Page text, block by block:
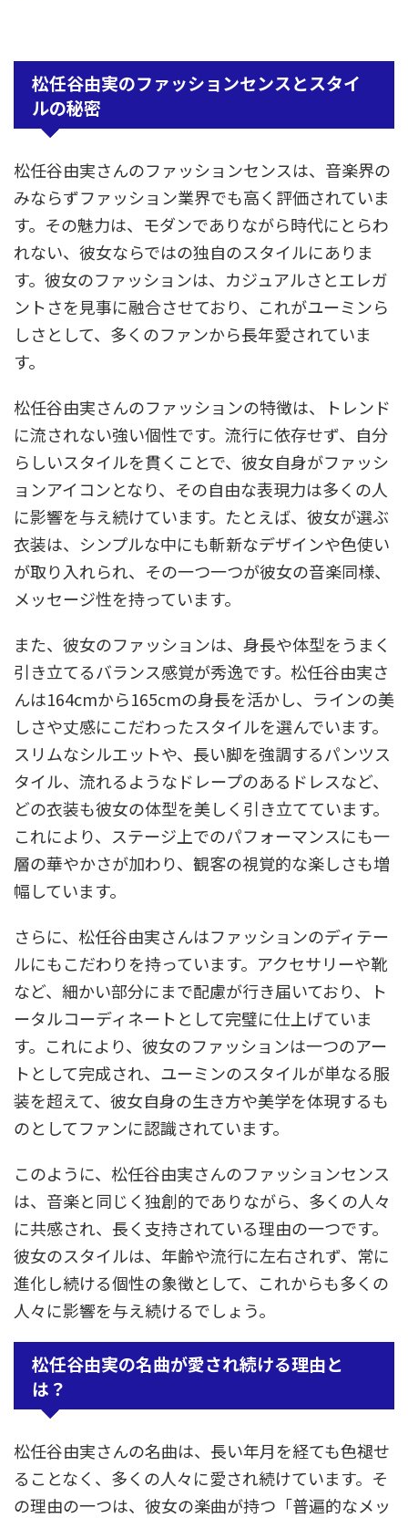
松任谷由実のファッションセンスとスタイ
ルの秘密
松任谷由実さんのファッションセンスは、音楽界の
みならずファッション業界でも高く評価されていま
す。その魅力は、モダンでありながら時代にとらわ
れない、彼女ならではの独自のスタイルにありま
す。彼女のファッションは、カジュアルさとエレガ
ントさを見事に融合させており、これがユーミンら
しさとして、多くのファンから長年愛されていま
す。
松任谷由実さんのファッションの特徴は、トレンド
に流されない強い個性です。流行に依存せず、自分
らしいスタイルを貫くことで、彼女自身がファッシ
ョンアイコンとなり、その自由な表現力は多くの人
に影響を与え続けています。たとえば、彼女が選ぶ
衣装は、シンプルな中にも斬新なデザインや色使い
が取り入れられ、その一つ一つが彼女の音楽同様、
メッセージ性を持っています。
また、彼女のファッションは、身長や体型をうまく
引き立てるバランス感覚が秀逸です。松任谷由実さ
んは164cmから165cmの身長を活かし、ラインの美
しさや丈感にこだわったスタイルを選んでいます。
スリムなシルエットや、長い脚を強調するパンツス
タイル、流れるようなドレープのあるドレスなど、
どの衣装も彼女の体型を美しく引き立てています。
これにより、ステージ上でのパフォーマンスにも一
層の華やかさが加わり、観客の視覚的な楽しさも増
幅しています。
さらに、松任谷由実さんはファッションのディテー
ルにもこだわりを持っています。アクセサリーや靴
など、細かい部分にまで配慮が行き届いており、ト
ータルコーディネートとして完璧に仕上げていま
す。これにより、彼女のファッションは一つのアー
トとして完成され、ユーミンのスタイルが単なる服
装を超えて、彼女自身の生き方や美学を体現するも
のとしてファンに認識されています。
このように、松任谷由実さんのファッションセンス
は、音楽と同じく独創的でありながら、多くの人々
に共感され、長く支持されている理由の一つです。
彼女のスタイルは、年齢や流行に左右されず、常に
進化し続ける個性の象徴として、これからも多くの
人々に影響を与え続けるでしょう。
松任谷由実の名曲が愛され続ける理由と
は？
松任谷由実さんの名曲は、長い年月を経ても色褪せ
ることなく、多くの人々に愛され続けています。そ
の理由の一つは、彼女の楽曲が持つ「普遍的なメッ